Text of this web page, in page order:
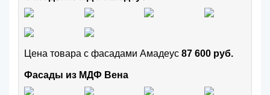
Цена товара с фасадами Амадеус 87 600 руб.
Фасады из МДФ Вена